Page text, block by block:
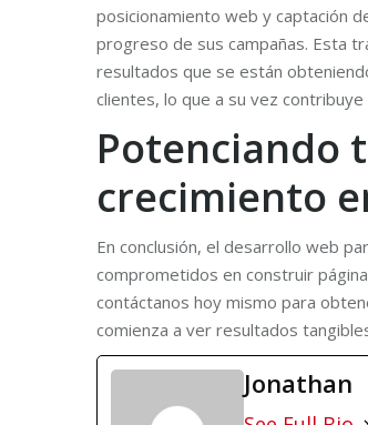
posicionamiento web y captación
progreso de sus campañas. Esta
resultados que se están
clientes, lo que a su vez
Potenciando
crecimiento
En conclusión, el desarrollo web
comprometidos en construir
contáctanos hoy mismo para
comienza a ver resultados
Jonathan